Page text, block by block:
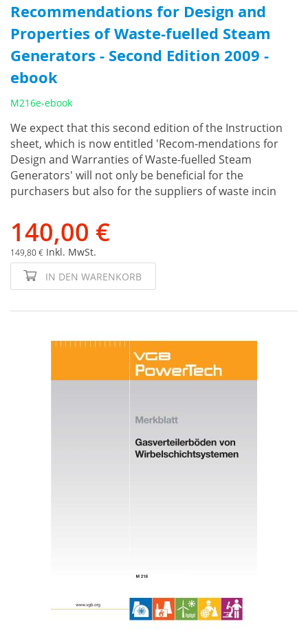
Recommendations for Design and
Properties of Waste-fuelled Steam
Generators - Second Edition 2009 -
ebook
M216e-ebook
We expect that this second edition of the Instruction
sheet, which is now entitled 'Recom-mendations for
Design and Warranties of Waste-fuelled Steam
Generators' will not only be beneficial for the
purchasers but also for the suppliers of waste incin
140,00 €
149,80 € Inkl. MwSt.
IN DEN WARENKORB